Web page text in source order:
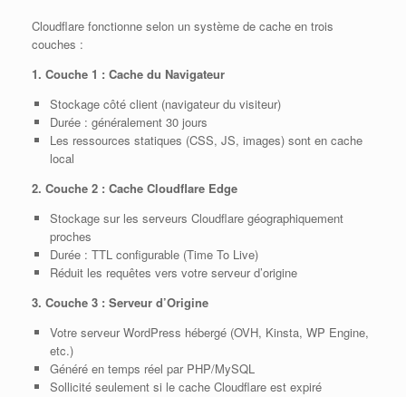
Cloudflare fonctionne selon un système de cache en trois
couches :
1. Couche 1 : Cache du Navigateur
Stockage côté client (navigateur du visiteur)
Durée : généralement 30 jours
Les ressources statiques (CSS, JS, images) sont en cache
local
2. Couche 2 : Cache Cloudflare Edge
Stockage sur les serveurs Cloudflare géographiquement
proches
Durée : TTL configurable (Time To Live)
Réduit les requêtes vers votre serveur d’origine
3. Couche 3 : Serveur d’Origine
Votre serveur WordPress hébergé (OVH, Kinsta, WP Engine,
etc.)
Généré en temps réel par PHP/MySQL
Sollicité seulement si le cache Cloudflare est expiré